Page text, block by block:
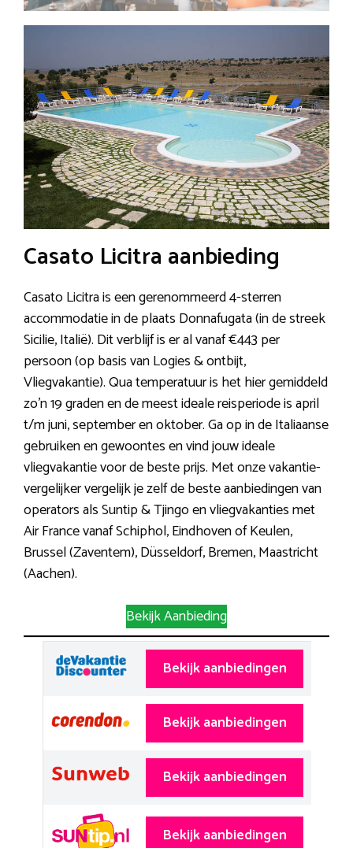
Casato Licitra aanbieding
Casato Licitra is een gerenommeerd 4-sterren
accommodatie in de plaats Donnafugata (in de streek
Sicilie, Italië). Dit verblijf is er al vanaf €443 per
persoon (op basis van Logies & ontbijt,
Vliegvakantie). Qua temperatuur is het hier gemiddeld
zo’n 19 graden en de meest ideale reisperiode is april
t/m juni, september en oktober. Ga op in de Italiaanse
gebruiken en gewoontes en vind jouw ideale
vliegvakantie voor de beste prijs. Met onze vakantie-
vergelijker vergelijk je zelf de beste aanbiedingen van
operators als Suntip & Tjingo en vliegvakanties met
Air France vanaf Schiphol, Eindhoven of Keulen,
Brussel (Zaventem), Düsseldorf, Bremen, Maastricht
(Aachen).
Bekijk Aanbieding
Bekijk aanbiedingen
Bekijk aanbiedingen
Bekijk aanbiedingen
Bekijk aanbiedingen